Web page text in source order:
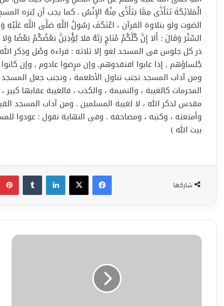
الْمَلاَئِكَةَ تَتَأَذَّى مِمَّا يَتَأَذَّى مِنْهُ الإِنْسُ . كما يجب أن يُنزه
الصَوت ولو بتلاوة القرآن ، اعْتَكَفَ رَسُولُ اللَّهِ صَلَّى اللَّه
السِّتْرَ وَقَالَ : أَلا إِنَّ كُلَّكُمْ مُنَاجٍ رَبَّهُ فلا يُؤْذِيَنَّ بَعْضُكُمْ بَعْضًا
ذر كل جلوس فى المسجد لغو إلا ثلاثه : قراءة وصْل وذِكر
جُلساؤهم , إذا غابوا افتقدوهم, وإن مرِِضوا عادوم , وإن
ومن آداب المسجد تجنب تناول الأطعمة ، وتجنب جعل المسجد
المحرمات كالغيبة ، والنميمة ، والكذب ، فالغيبة عقابها
مقدس لذكر الله ، لا لغيبة المسلمين . ومن آداب المسجد
وأمتعته ، وكتبه ، ومصاحفه . وفى النهاية نقول : عودوا
بيت الله )
شاركها
فيسبوك‫X لينكدإن
المسرح